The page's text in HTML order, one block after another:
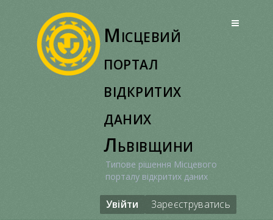
Місцевий
портал
відкритих
даних
Львівщини
Типове рішення Місцевого
порталу відкритих даних
Увійти Зареєструватись